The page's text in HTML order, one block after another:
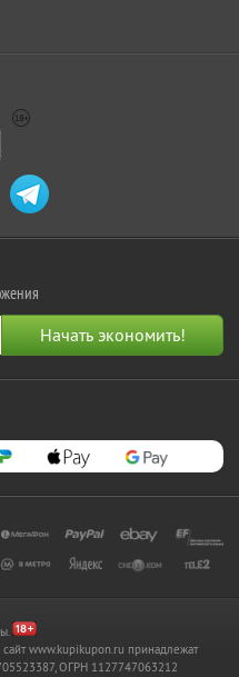
www.kupikupon.ru принадлежат
ОГРН 1127747063212